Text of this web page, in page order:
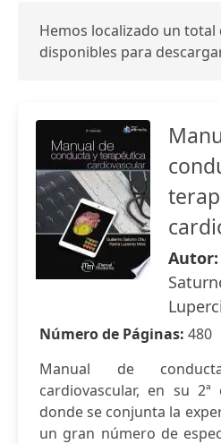
Hemos localizado un total
disponibles para
Autor:
Número de Páginas: 480
Manual de
cardiovascular, en su
donde se conjunta la
un gran número de